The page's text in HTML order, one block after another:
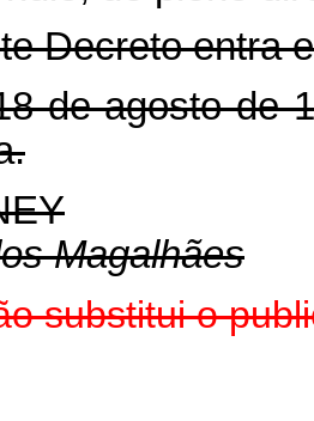
Decreto entra
de agosto de
Magalhães
substitui o